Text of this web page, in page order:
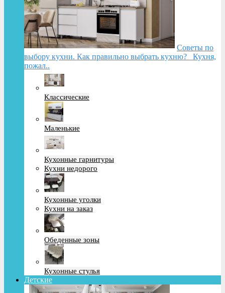
Советы по
выбору кухни. Как правильно выбрать кухню? Кухня,
пожал..
Классические
Маленькие
Кухонные гарнитуры
Кухни недорого
Кухонные уголки
Кухни на заказ
Обеденные зоны
Кухонные стулья
Детские